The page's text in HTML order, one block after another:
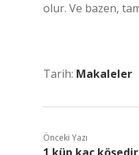
olur. Ve bazen,
Tarih: Makaleler
Önceki Yazı